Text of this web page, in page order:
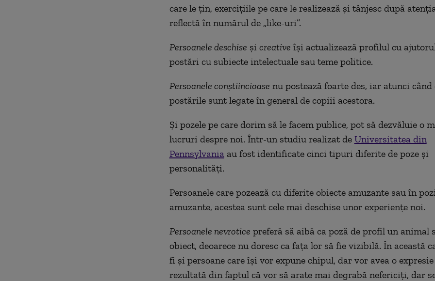
care le țin, exercițiile pe care le realizează și tânjesc după
reflectă în numărul de „like-uri”.
Persoanele deschise și creative își actualizează profilul cu
postări cu subiecte intelectuale sau teme politice.
Persoanele conștiincioase nu postează foarte des, iar atunci când
postările sunt legate în general de copiii acestora.
Și pozele pe care dorim să le facem publice, pot să dezvăluie o
lucruri despre noi. Într-un studiu realizat de Universitatea din
Pennsylvaniaau fost identificate cinci tipuri diferite de poze și
personalități.
Persoanele care pozează cu diferite obiecte amuzante sau în
amuzante, acestea sunt cele mai deschise unor experiențe noi.
Persoanele nevrotice preferă să aibă ca poză de profil un animal
obiect, deoarece nu doresc ca fața lor să fie vizibilă. În această
fi și persoane care își vor expune chipul, dar vor avea o
rezultată din faptul că vor să arate mai degrabă nefericiți, dar